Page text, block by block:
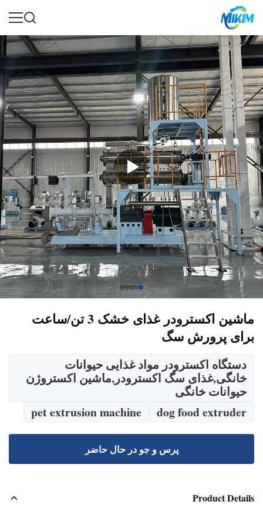
ماشین اکسترودر غذای خشک 3 تن/ساعت
برای پرورش سگ
دستگاه اکسترودر مواد غذایی حیوانات
خانگی,غذای سگ اکسترودر,ماشین اکستروژن
حیوانات خانگی
dog food extruder
pet extrusion machine
پرس و جو در حال حاضر
Product Details